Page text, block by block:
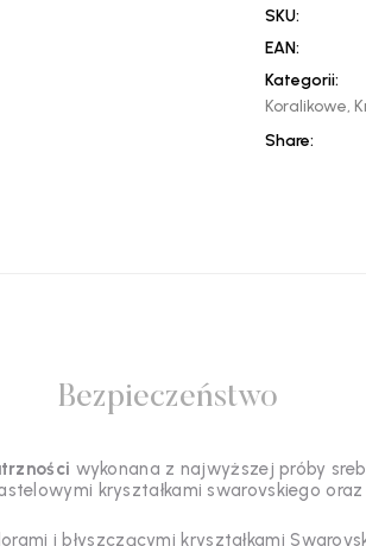
SKU:
EAN:
Kategorii:
Koralikowe,
Share:
Bezpieczeństwo
wykonana z najwyższej próby
kryształkami swarovskiego oraz
i błyszczącymi kryształkami